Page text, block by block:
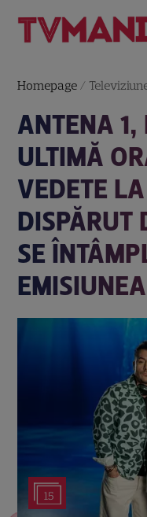
Homepage /
ANTENA
ULTIMĂ
VEDETE
DISPĂRUT
SE
EMISIUNEA
15